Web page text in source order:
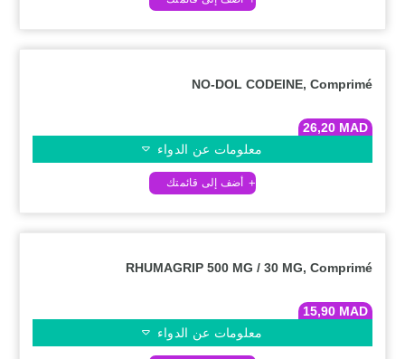
NO-DOL CODEINE, Comprimé
26,20 MAD
معلومات عن الدواء
RHUMAGRIP 500 MG / 30 MG, Comprimé
15,90 MAD
معلومات عن الدواء